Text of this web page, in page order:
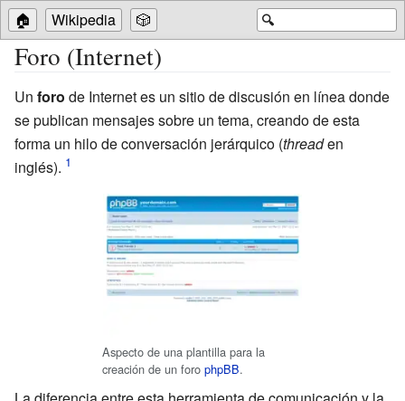
🔍
🏠 Wikipedia 🎲
Foro (Internet)
Un foro de Internet es un sitio de discusión en línea donde
se publican mensajes sobre un tema, creando de esta
forma un hilo de conversación jerárquico (threaden
inglés).
Aspecto de una plantilla para la
creación de un foro phpBB.